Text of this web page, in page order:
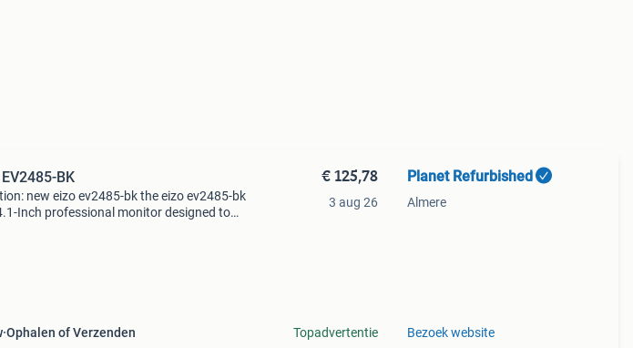
BK
new eizo ev2485-bk the eizo ev2485-bk
Inch professional monitor designed to
Ophalen of Verzenden
€ 125,78
3 aug 26
Topadvertentie
Planet Refurbished
Almere
Bezoek website